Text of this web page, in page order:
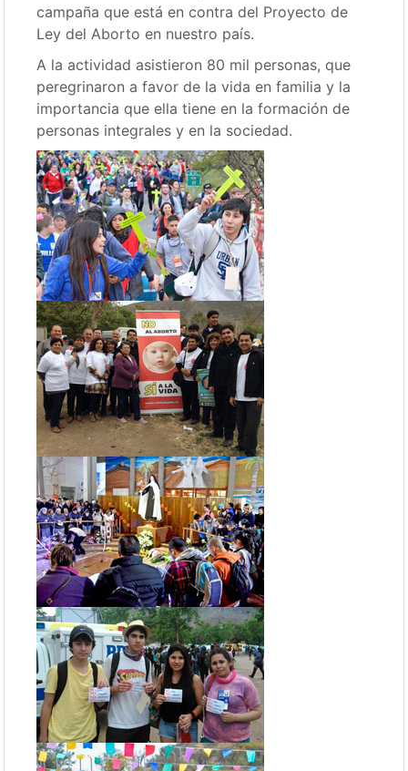
campaña que está en contra del Proyecto de
Ley del Aborto en nuestro país.
A la actividad asistieron 80 mil personas, que
peregrinaron a favor de la vida en familia y la
importancia que ella tiene en la formación de
personas integrales y en la sociedad.